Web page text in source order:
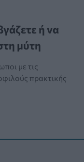
ή να
μύτη
με τις
πρακτικής